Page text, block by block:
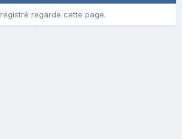
regarde cette page.